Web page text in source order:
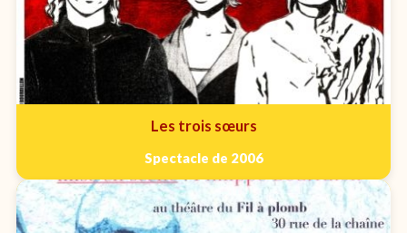
Les trois sœurs
Spectacle de 2006